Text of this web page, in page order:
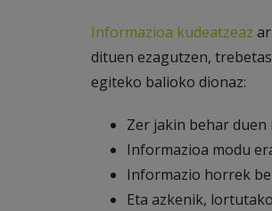
Informazioa kudeatzeaz
dituen ezagutzen,
egiteko balioko dionaz:
Zer jakin behar
Informazioa modu
Informazio horrek
Eta azkenik,